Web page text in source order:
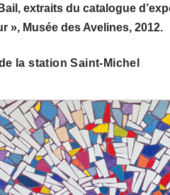
extraits du catalogue
», Musée des Avelines, 2012.
la station Saint-Michel